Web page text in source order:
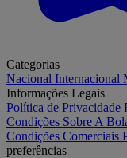
Categorias
Nacional Internacional
Informações Legais
Política de Privacidade
Condições Sobre A
Condições Comerciais
preferências